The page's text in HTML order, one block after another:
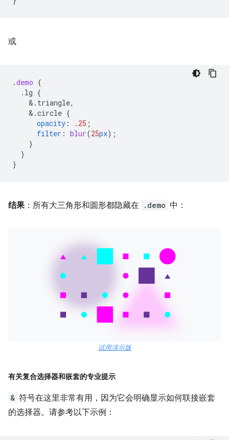
或
.demo {
.lg {
& .triangle,
& .circle {
opacity : .25 ;
filter : blur(25px);
}
}
}
结果 ：所有大三角形和圆形都隐藏在 .demo 中：
试用演示版
有关复合选择器和嵌套的专业提示
& 符号在这里非常有用，因为它会明确显示如何联接嵌套
的选择器。请参考以下示例：